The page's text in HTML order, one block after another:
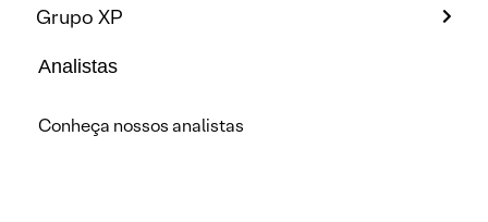
Grupo XP
Analistas
Conheça nossos analistas